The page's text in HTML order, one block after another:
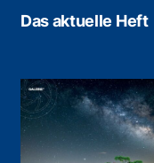
Das aktuelle Heft